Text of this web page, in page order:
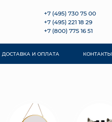
+7 (495) 730 75 00
+7 (495) 221 18 29
+7 (800) 775 16 51
ДОСТАВКА И ОПЛАТА КОНТАКТЫ